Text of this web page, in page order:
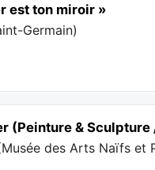
est ton miroir »
Germain)
(Peinture &
Musée des Arts Naïfs et